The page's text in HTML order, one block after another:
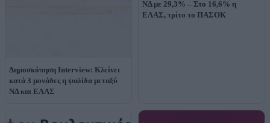
Δημοσκόπηση Interview: Κλείνει
κατά 3 μονάδες η ψαλίδα μεταξύ
ΝΔ και ΕΛΑΣ
ΝΔ με 29,3% – Στο 16,6% η
ΕΛΑΣ, τρίτο το ΠΑΣΟΚ